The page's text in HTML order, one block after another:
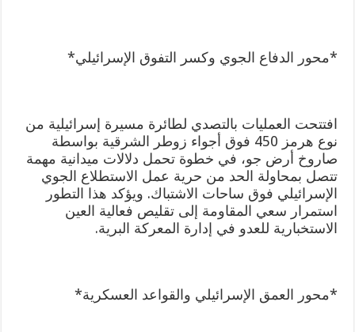
*محور الدفاع الجوي وكسر التفوق الإسرائيلي*
افتتحت العمليات بالتصدي لطائرة مسيرة إسرائيلية من
نوع هرمز 450 فوق أجواء زوطر الشرقية بواسطة
صاروخ أرض جو، في خطوة تحمل دلالات ميدانية مهمة
تتصل بمحاولة الحد من حرية عمل الاستطلاع الجوي
الإسرائيلي فوق ساحات الاشتباك. ويؤكد هذا التطور
استمرار سعي المقاومة إلى تقليص فعالية العين
الاستخبارية للعدو في إدارة المعركة البرية.
*محور العمق الإسرائيلي والقواعد العسكرية*